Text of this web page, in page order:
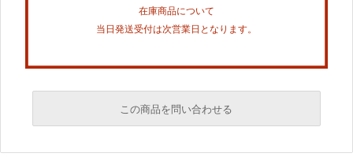
在庫商品について
当日発送受付は次営業日となります。
この商品を問い合わせる